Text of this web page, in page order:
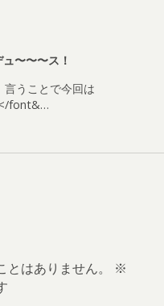
〜〜〜ス！
うことで今回は
font&…
はありません。
※